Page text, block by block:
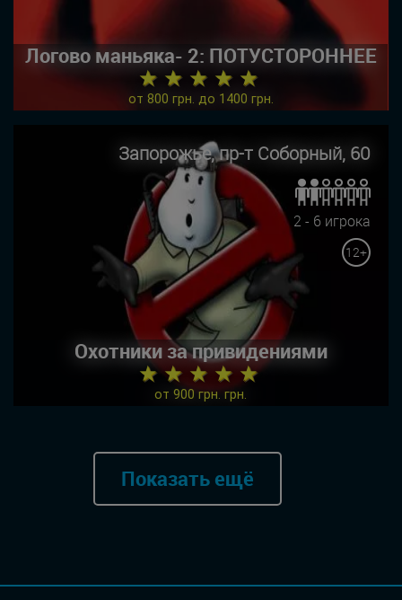
Логово маньяка- 2: ПОТУСТОРОННЕЕ
★ ★ ★ ★ ★
от 800 грн. до 1400 грн.
Запорожье, пр-т Соборный, 60
2 - 6 игрока
12+
Охотники за привидениями
★ ★ ★ ★ ★
от 900 грн. грн.
Показать ещё